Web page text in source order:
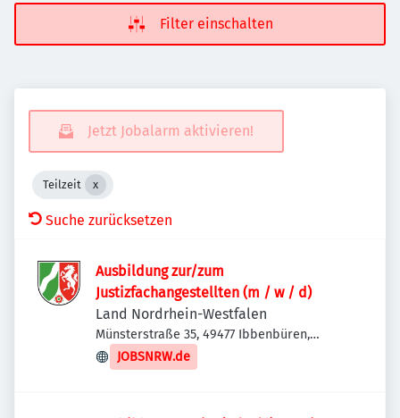
Filter einschalten
Jetzt Jobalarm aktivieren!
Teilzeit
Suche zurücksetzen
Ausbildung zur/zum
Justizfachangestellten (m / w / d)
Land Nordrhein-Westfalen
Münsterstraße 35, 49477 Ibbenbüren,
Deutschland
JOBSNRW.de